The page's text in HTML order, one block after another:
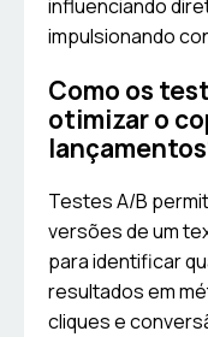
influenciando
impulsionando
Como os
otimizar o
Testes A/B
versões de um
para identificar
resultados em
cliques e